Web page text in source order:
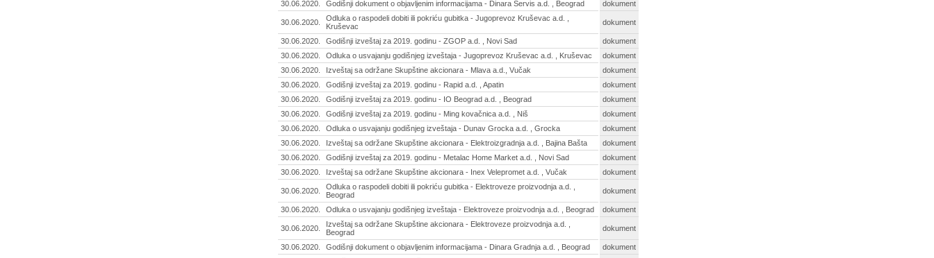
30.06.2020.
Godišnji dokument o objavljenim informacijama - Dinara Servis a.d. , Beograd dokument
30.06.2020.
Odluka o raspodeli dobiti ili pokriću gubitka - Jugoprevoz Kruševac a.d. ,
Kruševac
dokument
30.06.2020. Godišnji izveštaj za 2019. godinu - ZGOP a.d. , Novi Sad
dokument
30.06.2020.
Odluka o usvajanju godišnjeg izveštaja - Jugoprevoz Kruševac a.d. , Kruševac
dokument
30.06.2020.
Izveštaj sa održane Skupštine akcionara - Mlava a.d., Vučak
dokument
30.06.2020.
Godišnji izveštaj za 2019. godinu - Rapid a.d. , Apatin
dokument
30.06.2020.
Godišnji izveštaj za 2019. godinu - IO Beograd a.d. , Beograd
dokument
30.06.2020.
Godišnji izveštaj za 2019. godinu - Ming kovačnica a.d. , Niš
dokument
30.06.2020.
Odluka o usvajanju godišnjeg izveštaja - Dunav Grocka a.d. , Grocka
dokument
30.06.2020.
Izveštaj sa održane Skupštine akcionara - Elektroizgradnja a.d. , Bajina Bašta
dokument
30.06.2020.
Godišnji izveštaj za 2019. godinu - Metalac Home Market a.d. , Novi Sad
dokument
30.06.2020.
Izveštaj sa održane Skupštine akcionara - Inex Velepromet a.d. , Vučak dokument
30.06.2020.
Odluka o raspodeli dobiti ili pokriću gubitka - Elektroveze proizvodnja a.d. ,
Beograd
dokument
30.06.2020. Odluka o usvajanju godišnjeg izveštaja - Elektroveze proizvodnja a.d. , Beograd dokument
30.06.2020.
Izveštaj sa održane Skupštine akcionara - Elektroveze proizvodnja a.d. ,
Beograd
dokument
30.06.2020. Godišnji dokument o objavljenim informacijama - Dinara Gradnja a.d. , Beograd dokument